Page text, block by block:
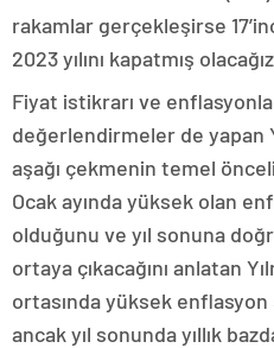
rakamlar gerçekleşirse
2023 yılını kapatmış
Fiyat istikrarı ve
değerlendirmeler de yapan
aşağı çekmenin temel
Ocak ayında yüksek olan
olduğunu ve yıl sonuna
ortaya çıkacağını anlatan
ortasında yüksek
ancak yıl sonunda yıllık